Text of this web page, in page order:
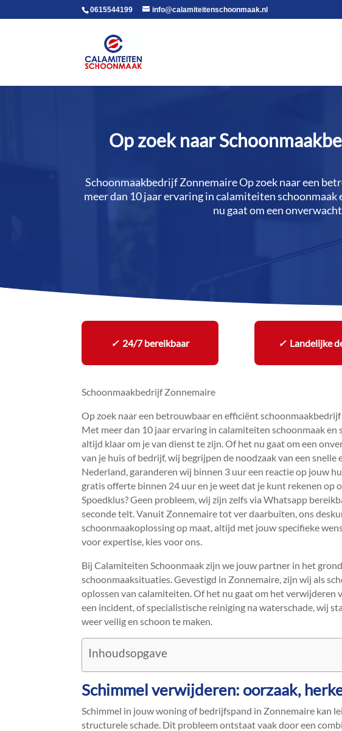
0615544199 info@calamiteitenschoonmaak.nl
Op zoek naar
Schoonmaakbedrijf Zonnemaire Op zoek naar een
meer dan 10 jaar ervaring in calamiteiten
nu gaat om een
✓24/7 bereikbaar ✓ Landelijke
Schoonmaakbedrijf Zonnemaire
Op zoek naar een betrouwbaar en efficiënt
Met meer dan 10 jaar ervaring in calamiteiten schoonmaak
altijd klaar om je van dienst te zijn.​ Of het nu gaat om een
van je huis of bedrijf, wij begrijpen de noodzaak van een snelle
Nederland, garanderen wij binnen 3 uur een reactie op jouw
gratis offerte binnen 24 uur en je weet dat je kunt rekenen op
Spoedklus? Geen probleem, wij zijn zelfs via Whatsapp
seconde telt.​ Vanuit Zonnemaire tot ver daarbuiten, ons
schoonmaakoplossing op maat, altijd met jouw specifieke
voor expertise, kies voor ons.​
Bij Calamiteiten Schoonmaak zijn we jouw partner in het
schoonmaaksituaties.​ Gevestigd in Zonnemaire, zijn wij als
oplossen van calamiteiten.​ Of het nu gaat om het verwijderen
een incident, of specialistische reiniging na waterschade, wij
weer veilig en schoon te maken.​
Inhoudsopgave
Schimmel verwijderen: oorzaak,
Schimmel in jouw woning of bedrijfspand in Zonnemaire kan
structurele schade.​ Dit probleem ontstaat vaak door een